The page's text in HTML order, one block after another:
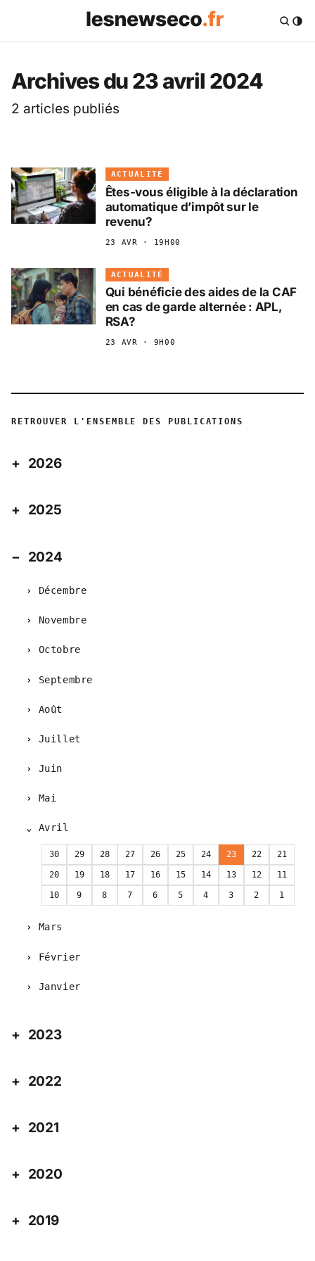
Les News Eco .fr —
Archives du 23 avril 2024
2 articles publiés
ACTUALITÉ
Êtes-vous éligible à la déclaration
automatique d’impôt sur le
revenu?
23 AVR · 19H00
ACTUALITÉ
Qui bénéficie des aides de la CAF
en cas de garde alternée : APL,
RSA?
23 AVR · 9H00
RETROUVER L'ENSEMBLE DES PUBLICATIONS
2026
2025
2024
Décembre
Novembre
Octobre
Septembre
Août
Juillet
Juin
Mai
Avril
30 29 28 27 26 25 24 23 22 21
20 19 18 17 16 15 14 13 12 11
10 9 8 7 6 5 4 3 2 1
Mars
Février
Janvier
2023
2022
2021
2020
2019